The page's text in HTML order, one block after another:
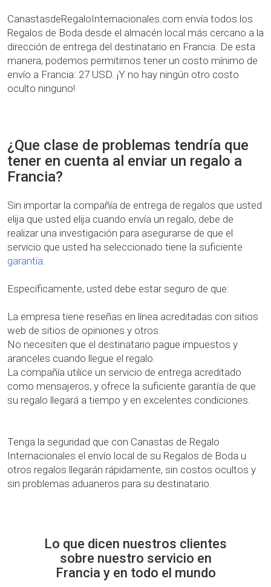
CanastasdeRegaloInternacionales.com envía todos los
Regalos de Boda desde el almacén local más cercano a la
dirección de entrega del destinatario en Francia. De esta
manera, podemos permitirnos tener un costo mínimo de
envío a Francia: 27 USD. ¡Y no hay ningún otro costo
oculto ninguno!
¿Que clase de problemas tendría que
tener en cuenta al enviar un regalo a
Francia?
Sin importar la compañía de entrega de regalos que usted
elija que usted elija cuando envía un regalo, debe de
realizar una investigación para asegurarse de que el
servicio que usted ha seleccionado tiene la suficiente
garantía.
Específicamente, usted debe estar seguro de que:
La empresa tiene reseñas en línea acreditadas con sitios
web de sitios de opiniones y otros.
No necesiten que el destinatario pague impuestos y
aranceles cuando llegue el regalo.
La compañía utilice un servicio de entrega acreditado
como mensajeros, y ofrece la suficiente garantía de que
su regalo llegará a tiempo y en excelentes condiciones.
Tenga la seguridad que con Canastas de Regalo
Internacionales el envío local de su Regalos de Boda u
otros regalos llegarán rápidamente, sin costos ocultos y
sin problemas aduaneros para su destinatario.
Lo que dicen nuestros clientes
sobre nuestro servicio en
Francia y en todo el mundo